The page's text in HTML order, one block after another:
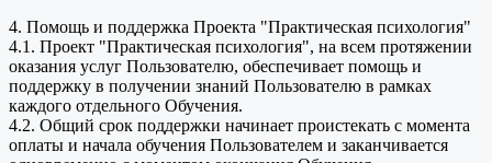
4. Помощь и поддержка Проекта "Практическая психология"
4.1. Проект "Практическая психология", на всем протяжении
оказания услуг Пользователю, обеспечивает помощь и
поддержку в получении знаний Пользователю в рамках
каждого отдельного Обучения.
4.2. Общий срок поддержки начинает проистекать с момента
оплаты и начала обучения Пользователем и заканчивается